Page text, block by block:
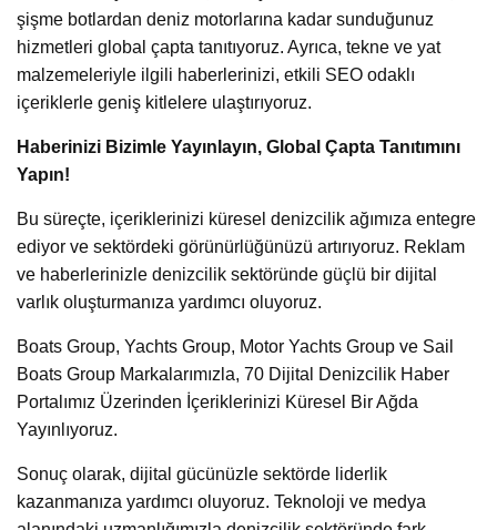
şişme botlardan deniz motorlarına kadar sunduğunuz
hizmetleri global çapta tanıtıyoruz. Ayrıca, tekne ve yat
malzemeleriyle ilgili haberlerinizi, etkili SEO odaklı
içeriklerle geniş kitlelere ulaştırıyoruz.
Haberinizi Bizimle Yayınlayın, Global Çapta Tanıtımını
Yapın!
Bu süreçte, içeriklerinizi küresel denizcilik ağımıza entegre
ediyor ve sektördeki görünürlüğünüzü artırıyoruz. Reklam
ve haberlerinizle denizcilik sektöründe güçlü bir dijital
varlık oluşturmanıza yardımcı oluyoruz.
Boats Group, Yachts Group, Motor Yachts Group ve Sail
Boats Group Markalarımızla, 70 Dijital Denizcilik Haber
Portalımız Üzerinden İçeriklerinizi Küresel Bir Ağda
Yayınlıyoruz.
Sonuç olarak, dijital gücünüzle sektörde liderlik
kazanmanıza yardımcı oluyoruz. Teknoloji ve medya